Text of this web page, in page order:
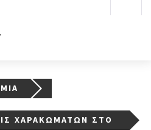
ΧΑΡΑΚΩΜΆΤΩΝ ΣΤΟ